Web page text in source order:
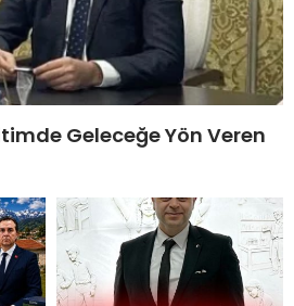
Geleceğe Yön Veren